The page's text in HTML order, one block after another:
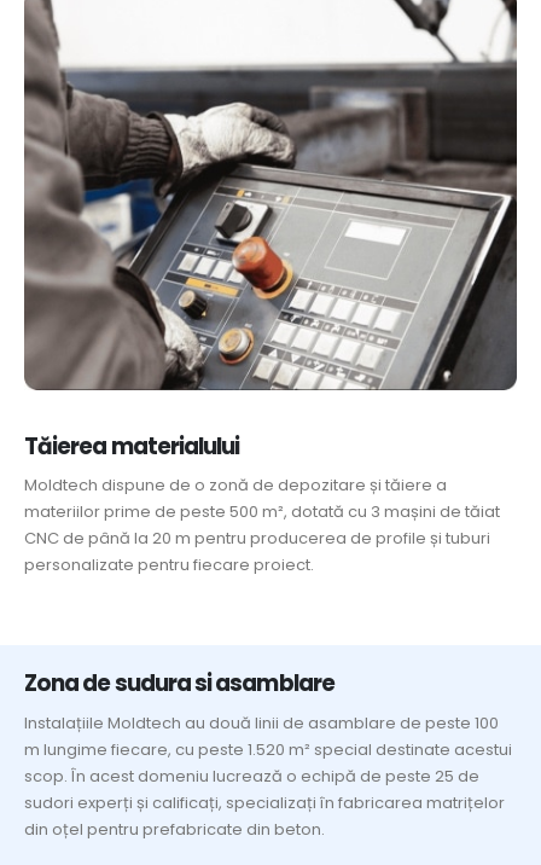
Tăierea materialului
Moldtech dispune de o zonă de depozitare și tăiere a
materiilor prime de peste 500 m², dotată cu 3 mașini de tăiat
CNC de până la 20 m pentru producerea de profile și tuburi
personalizate pentru fiecare proiect.
Zona de sudura si asamblare
Instalațiile Moldtech au două linii de asamblare de peste 100
m lungime fiecare, cu peste 1.520 m² special destinate acestui
scop. În acest domeniu lucrează o echipă de peste 25 de
sudori experți și calificați, specializați în fabricarea matrițelor
din oțel pentru prefabricate din beton.